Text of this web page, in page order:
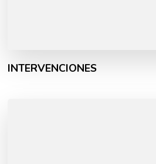
INTERVENCIONES